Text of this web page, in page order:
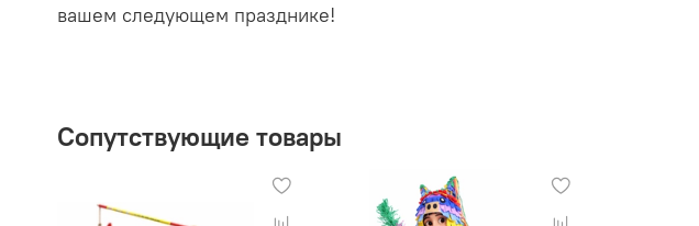
вашем следующем празднике!
Сопутствующие товары